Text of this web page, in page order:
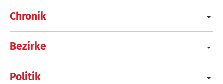
Chronik
Bezirke
Politik